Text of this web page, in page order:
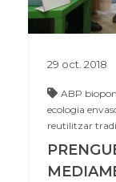
29 oct. 2018
ABP
ecologia
reutilitzar